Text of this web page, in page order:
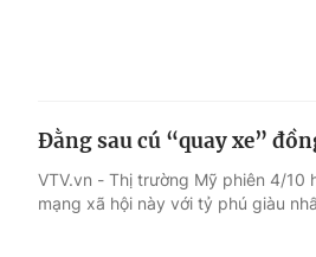
Đằng sau cú “quay xe”
VTV.vn - Thị trường Mỹ phiên 4/10
mạng xã hội này với tỷ phú giàu